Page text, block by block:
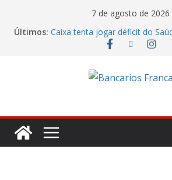
7 de agosto de 2026
Últimos: Caixa tenta jogar déficit do
dos empregados e enfrenta
7,05 bilhões no segundo
Itaú atende cobrança da
de R$ 275 milhões
Banco do Brasil trava debate
condiciona avanços à decisão